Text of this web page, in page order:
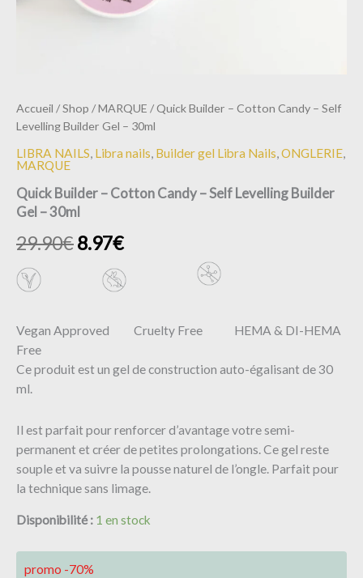
Accueil /Shop /MARQUE / Quick Builder – Cotton Candy – Self
Levelling Builder Gel – 30ml
LIBRA NAILS Libra nails Builder gel Libra Nails ONGLERIE
MARQUE
Quick Builder – Cotton Candy – Self Levelling Builder
Gel – 30ml
29.90€8.97€
Vegan Approved Cruelty Free HEMA & DI-HEMA
Free
Ce produit est un gel de construction auto-égalisant de 30
ml.
Il est parfait pour renforcer d’avantage votre semi-
permanent et créer de petites prolongations. Ce gel reste
souple et va suivre la pousse naturel de l’ongle. Parfait pour
la technique sans limage.
Disponibilité : 1 en stock
promo -70%